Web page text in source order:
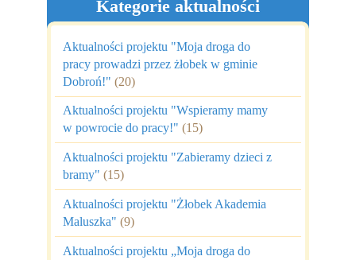
Kategorie aktualności
Aktualności projektu "Moja droga do
pracy prowadzi przez żłobek w gminie
Dobroń!" (20)
Aktualności projektu "Wspieramy mamy
w powrocie do pracy!" (15)
Aktualności projektu "Zabieramy dzieci z
bramy" (15)
Aktualności projektu "Żłobek Akademia
Maluszka" (9)
Aktualności projektu „Moja droga do